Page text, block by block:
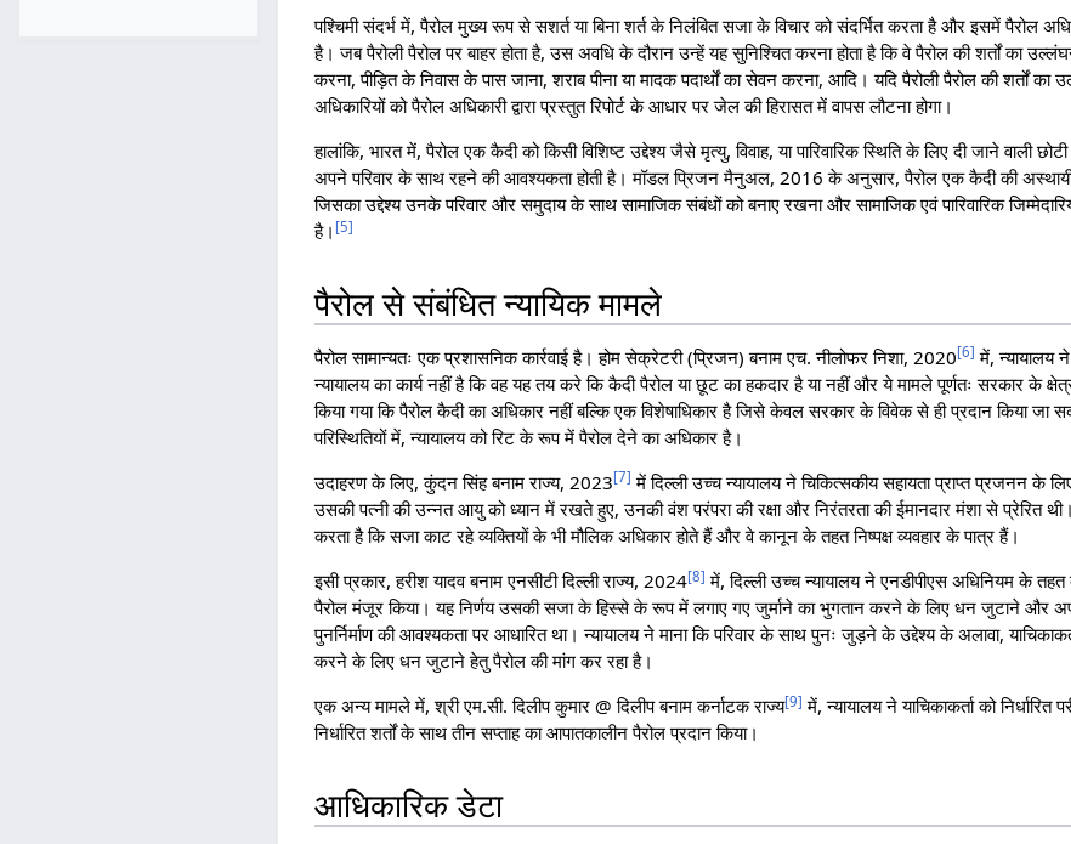
पश्चिमी संदर्भ में, पैरोल मुख्य रूप से सशर्त या बिना शर्त के निलंबित सजा के विचार को संदर्भित करता है और इसमें पैरोल
है। जब पैरोली पैरोल पर बाहर होता है, उस अवधि के दौरान उन्हें यह सुनिश्चित करना होता है कि वे पैरोल की शर्तों का
करना, पीड़ित के निवास के पास जाना, शराब पीना या मादक पदार्थों का सेवन करना, आदि। यदि पैरोली पैरोल की शर्तों
अधिकारियों को पैरोल अधिकारी द्वारा प्रस्तुत रिपोर्ट के आधार पर जेल की हिरासत में वापस लौटना होगा।
हालांकि, भारत में, पैरोल एक कैदी को किसी विशिष्ट उद्देश्य जैसे मृत्यु, विवाह, या पारिवारिक स्थिति के लिए दी जाने वाली
अपने परिवार के साथ रहने की आवश्यकता होती है। मॉडल प्रिजन मैनुअल, 2016 के अनुसार, पैरोल एक कैदी की अस्थायी
जिसका उद्देश्य उनके परिवार और समुदाय के साथ सामाजिक संबंधों को बनाए रखना और सामाजिक एवं पारिवारिक
है। [5]
पैरोल से संबंधित न्यायिक मामले
पैरोल सामान्यतः एक प्रशासनिक कार्रवाई है। होम सेक्रेटरी (प्रिजन) बनाम एच. नीलोफर निशा, 2020[6] में, न्यायालय
न्यायालय का कार्य नहीं है कि वह यह तय करे कि कैदी पैरोल या छूट का हकदार है या नहीं और ये मामले पूर्णतः सरकार के
किया गया कि पैरोल कैदी का अधिकार नहीं बल्कि एक विशेषाधिकार है जिसे केवल सरकार के विवेक से ही प्रदान किया जा
परिस्थितियों में, न्यायालय को रिट के रूप में पैरोल देने का अधिकार है।
उदाहरण के लिए, कुंदन सिंह बनाम राज्य, 2023[7] में दिल्ली उच्च न्यायालय ने चिकित्सकीय सहायता प्राप्त प्रजनन के
उसकी पत्नी की उन्नत आयु को ध्यान में रखते हुए, उनकी वंश परंपरा की रक्षा और निरंतरता की ईमानदार मंशा से प्रेरित
करता है कि सजा काट रहे व्यक्तियों के भी मौलिक अधिकार होते हैं और वे कानून के तहत निष्पक्ष व्यवहार के पात्र हैं।
इसी प्रकार, हरीश यादव बनाम एनसीटी दिल्ली राज्य, 2024[8] में, दिल्ली उच्च न्यायालय ने एनडीपीएस अधिनियम के तहत
पैरोल मंजूर किया। यह निर्णय उसकी सजा के हिस्से के रूप में लगाए गए जुर्माने का भुगतान करने के लिए धन जुटाने और
पुनर्निर्माण की आवश्यकता पर आधारित था। न्यायालय ने माना कि परिवार के साथ पुनः जुड़ने के उद्देश्य के अलावा,
करने के लिए धन जुटाने हेतु पैरोल की मांग कर रहा है।
एक अन्य मामले में, श्री एम.सी. दिलीप कुमार @ दिलीप बनाम कर्नाटक राज्य[9] में, न्यायालय ने याचिकाकर्ता को निर्धारित
निर्धारित शर्तों के साथ तीन सप्ताह का आपातकालीन पैरोल प्रदान किया।
आधिकारिक डेटा